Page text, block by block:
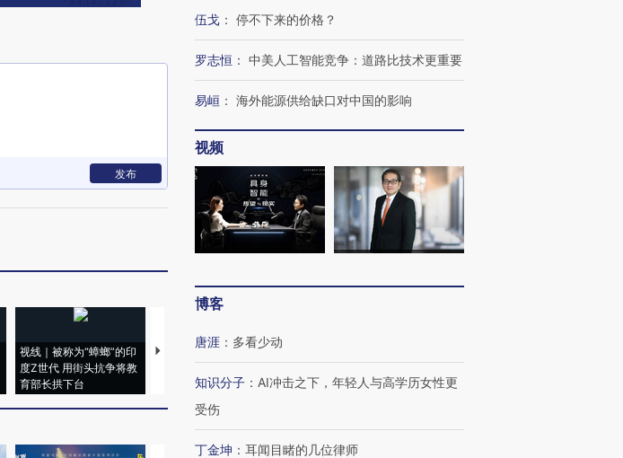
发布
视线｜被称为“蟑螂”的印
度Z世代 用街头抗争将教
育部长拱下台
视线｜“入侵”还是“人道危
飞地休达
4000人
米
伍戈 ： 停不下来的价格？
罗志恒 ： 中美人工智能竞争：道路比技术更重要
易峘 ： 海外能源供给缺口对中国的影响
视频
博客
唐涯 ： 多看少动
知识分子 ： AI冲击之下，年轻人与高学历女性更
受伤
丁金坤 ： 耳闻目睹的几位律师